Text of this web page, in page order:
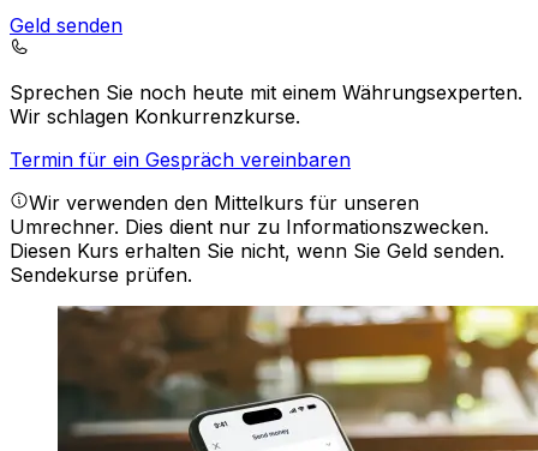
Geld senden
Sprechen Sie noch heute mit einem Währungsexperten.
Wir schlagen Konkurrenzkurse.
Termin für ein Gespräch vereinbaren
Wir verwenden den Mittelkurs für unseren
Umrechner. Dies dient nur zu Informationszwecken.
Diesen Kurs erhalten Sie nicht, wenn Sie Geld senden.
Sendekurse prüfen.